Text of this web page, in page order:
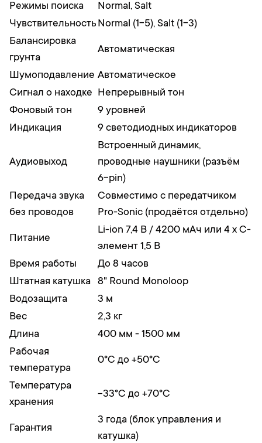
Режимы поиска
Normal, Salt
Чувствительность Normal (1-5), Salt (1-3)
Балансировка
грунта
Автоматическая
Шумоподавление Автоматическое
Сигнал о находке Непрерывный тон
Фоновый тон
9 уровней
Индикация
9 светодиодных индикаторов
Аудиовыход
Встроенный динамик,
проводные наушники (разъём
6-pin)
Передача звука
без проводов
Совместимо с передатчиком
Pro-Sonic (продаётся отдельно)
Питание
Li-ion 7,4 В / 4200 мАч или 4 x C-
элемент 1,5 В
Время работы
До 8 часов
Штатная катушка 8" Round Monoloop
Водозащита
3 м
Вес
2,3 кг
Длина
400 мм - 1500 мм
Рабочая
температура
0°C до +50°C
Температура
хранения
-33°C до +70°C
Гарантия
3 года (блок управления и
катушка)